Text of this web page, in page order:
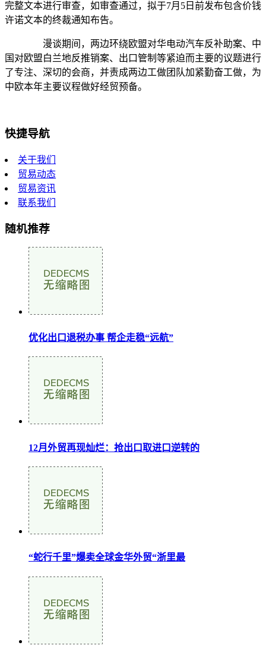
完整文本进行审查，如审查通过，拟于7月5日前发布包含价钱
许诺文本的终裁通知布告。
漫谈期间，两边环绕欧盟对华电动汽车反补助案、中
国对欧盟白兰地反推销案、出口管制等紧迫而主要的议题进行
了专注、深切的会商，并责成两边工做团队加紧勤奋工做，为
中欧本年主要议程做好经贸预备。
快捷导航
关于我们
贸易动态
贸易资讯
联系我们
随机推荐
优化出口退税办事 帮企走稳“远航”
12月外贸再现灿烂：抢出口取进口逆转的
“蛇行千里”爆卖全球金华外贸“浙里最